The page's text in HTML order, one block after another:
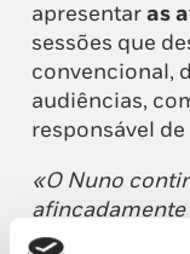
apresentaras
sessões que
convencional,
audiências,
responsável
«O Nuno
Outra prova do